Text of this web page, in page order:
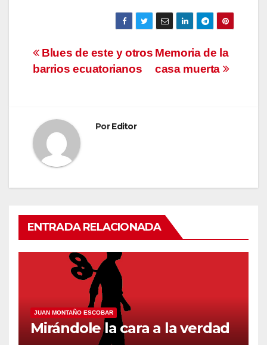
Navegación
de
Memoria de la
casa muerta
Blues de este y otros
barrios ecuatorianos
PorEditor
ENTRADA RELACIONADA
JUAN MONTAÑO ESCOBAR
Mirándole la cara a la verdad